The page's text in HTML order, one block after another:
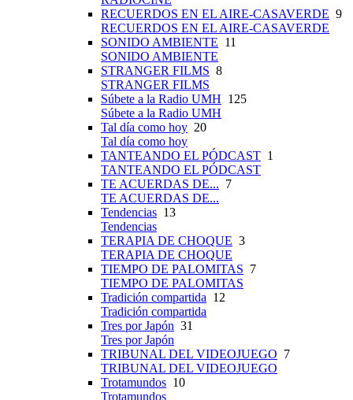
RECUERDOS EN EL AIRE-CASAVERDE 9
RECUERDOS EN EL AIRE-CASAVERDE
SONIDO AMBIENTE 11
SONIDO AMBIENTE
STRANGER FILMS 8
STRANGER FILMS
Súbete a la Radio UMH 125
Súbete a la Radio UMH
Tal día como hoy 20
Tal día como hoy
TANTEANDO EL PÓDCAST 1
TANTEANDO EL PÓDCAST
TE ACUERDAS DE... 7
TE ACUERDAS DE...
Tendencias 13
Tendencias
TERAPIA DE CHOQUE 3
TERAPIA DE CHOQUE
TIEMPO DE PALOMITAS 7
TIEMPO DE PALOMITAS
Tradición compartida 12
Tradición compartida
Tres por Japón 31
Tres por Japón
TRIBUNAL DEL VIDEOJUEGO 7
TRIBUNAL DEL VIDEOJUEGO
Trotamundos 10
Trotamundos